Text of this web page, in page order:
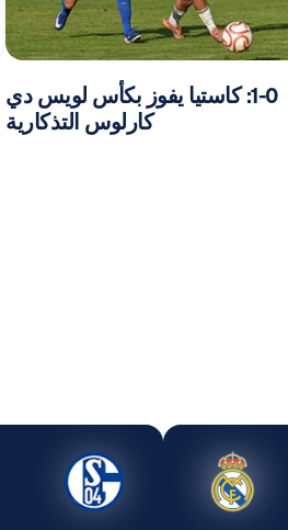
1-0: كاستيا يفوز بكأس لويس دي
كارلوس التذكارية